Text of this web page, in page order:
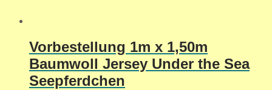
Vorbestellung 1m x 1,50m
Baumwoll Jersey Under the Sea
Seepferdchen